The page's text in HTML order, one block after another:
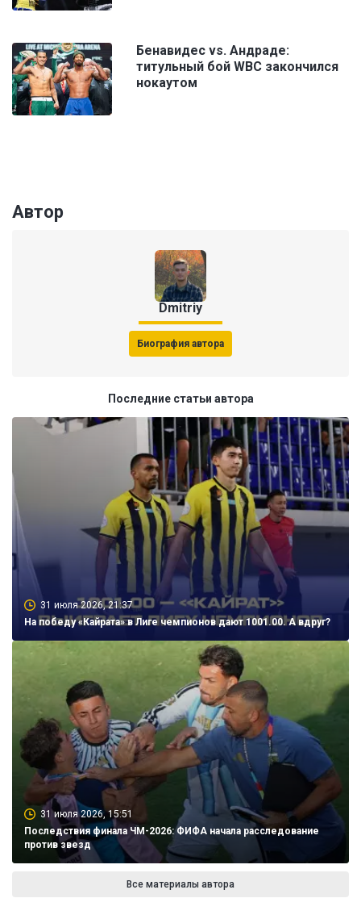
Бенавидес vs. Андраде:
титульный бой WBC закончился
нокаутом
Автор
Dmitriy
Биография автора
Последние статьи автора
31 июля 2026, 21:37
На победу «Кайрата» в Лиге чемпионов дают 1001.00. А вдруг?
31 июля 2026, 15:51
Последствия финала ЧМ-2026: ФИФА начала расследование
против звезд
Все материалы автора